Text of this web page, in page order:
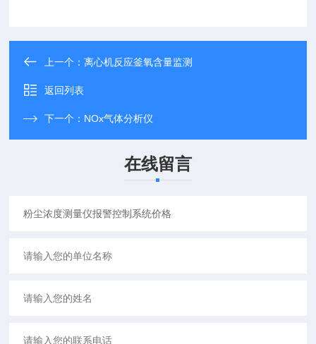
上一个：离心机反应釜氧含量监测
返回列表
下一个： NOx气体分析仪
在线留言